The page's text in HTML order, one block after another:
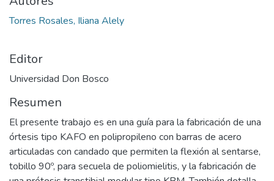
Torres Rosales, Iliana Alely
Editor
Universidad Don Bosco
Resumen
El presente trabajo es en una guía para la fabricación de una
órtesis tipo KAFO en polipropileno con barras de acero
articuladas con candado que permiten la flexión al sentarse,
tobillo 90º, para secuela de poliomielitis, y la fabricación de